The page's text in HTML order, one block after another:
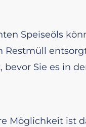
Speiseöls
Sie es in
Möglichkeit ist